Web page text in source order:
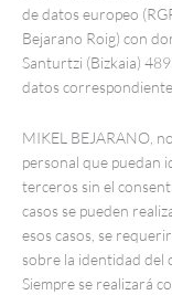
de datos europeo
Bejarano Roig) con
Santurtzi (Bizkaia)
datos
MIKEL BEJARANO,
personal que puedan
terceros sin el
casos se pueden
esos casos, se
sobre la identidad del
Siempre se realizará